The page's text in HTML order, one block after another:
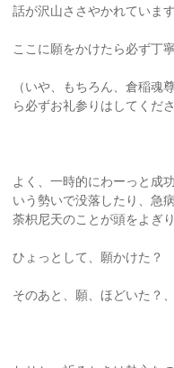
話が沢山ささやかれています
ここに願をかけたら必ず丁
（いや、もちろん、倉稲魂
ら必ずお礼参りはしてくだ
よく、一時的にわーっと成
いう勢いで没落したり、急
荼枳尼天のことが頭をよぎり
ひょっとして、願かけた？
そのあと、願、ほどいた？、